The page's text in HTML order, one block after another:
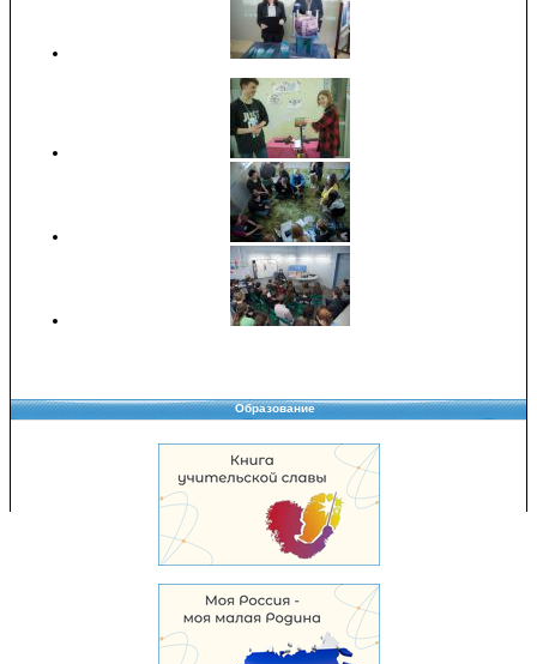
Образование
Copyright © 2008-2026 Управление образования
Перепечатка и использование материалов возможны только с разрешения
Управления образования.
103,940,446 уникальных посетителей